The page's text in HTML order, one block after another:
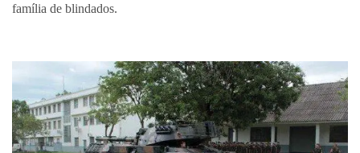
família de blindados.